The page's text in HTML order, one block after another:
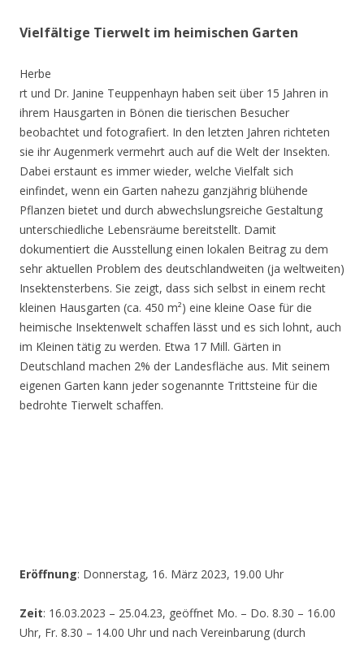
Vielfältige Tierwelt im heimischen Garten
Herbe
rt und Dr. Janine Teuppenhayn haben seit über 15 Jahren in
ihrem Hausgarten in Bönen die tierischen Besucher
beobachtet und fotografiert. In den letzten Jahren richteten
sie ihr Augenmerk vermehrt auch auf die Welt der Insekten.
Dabei erstaunt es immer wieder, welche Vielfalt sich
einfindet, wenn ein Garten nahezu ganzjährig blühende
Pflanzen bietet und durch abwechslungsreiche Gestaltung
unterschiedliche Lebensräume bereitstellt. Damit
dokumentiert die Ausstellung einen lokalen Beitrag zu dem
sehr aktuellen Problem des deutschlandweiten (ja weltweiten)
Insektensterbens. Sie zeigt, dass sich selbst in einem recht
kleinen Hausgarten (ca. 450 m²) eine kleine Oase für die
heimische Insektenwelt schaffen lässt und es sich lohnt, auch
im Kleinen tätig zu werden. Etwa 17 Mill. Gärten in
Deutschland machen 2% der Landesfläche aus. Mit seinem
eigenen Garten kann jeder sogenannte Trittsteine für die
bedrohte Tierwelt schaffen.
Eröffnung: Donnerstag, 16. März 2023, 19.00 Uhr
Zeit: 16.03.2023 – 25.04.23, geöffnet Mo. – Do. 8.30 – 16.00
Uhr, Fr. 8.30 – 14.00 Uhr und nach Vereinbarung (durch